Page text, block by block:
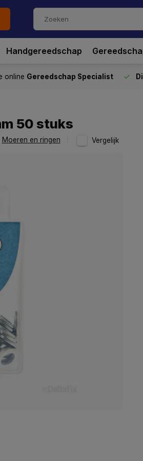
Handgereedschap
online Gereedschap Specialist
50 stuks
Moeren en ringen Vergelijk